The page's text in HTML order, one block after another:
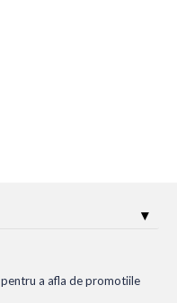
pentru a afla de promotiile